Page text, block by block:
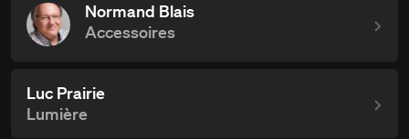
Normand Blais
Accessoires
Luc Prairie
Lumière